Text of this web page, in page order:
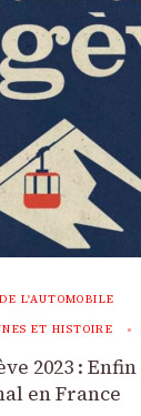
L'AUTOMOBILE
ET HISTOIRE
2023 :
en France